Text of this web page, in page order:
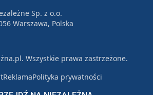
Sp. z o.o.
Warszawa, Polska
Wszystkie prawa zastrzeżone.
ReklamaPolityka prywatności